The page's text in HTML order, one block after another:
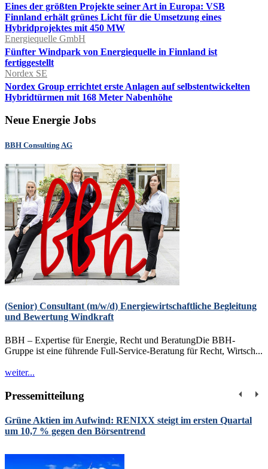
Eines der größten Projekte seiner Art in Europa: VSB
Finnland erhält grünes Licht für die Umsetzung eines
Hybridprojektes mit 450 MW
Energiequelle GmbH
Fünfter Windpark von Energiequelle in Finnland ist
fertiggestellt
Nordex SE
Nordex Group errichtet erste Anlagen auf selbstentwickelten
Hybridtürmen mit 168 Meter Nabenhöhe
Neue Energie Jobs
BBH Consulting AG
(Senior) Consultant (m/w/d) Energiewirtschaftliche Begleitung
und Bewertung Windkraft
BBH – Expertise für Energie, Recht und BeratungDie BBH-
Gruppe ist eine führende Full-Service-Beratung für Recht, Wirtsch...
weiter...
Pressemitteilung
Grüne Aktien im Aufwind: RENIXX steigt im ersten Quartal
um 10,7 % gegen den Börsentrend